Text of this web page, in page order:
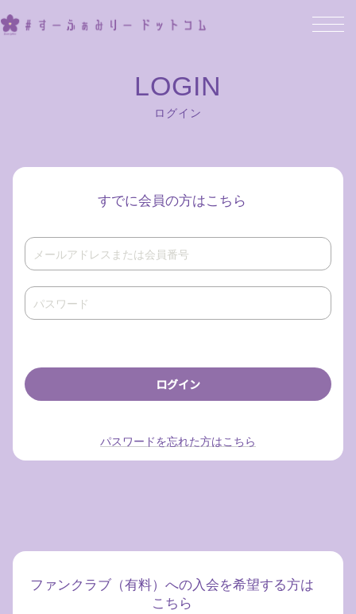
ログイン
すでに会員の方はこちら
パスワードを忘れた方はこちら
ファンクラブ（有料）への入会を希望する方は
こちら